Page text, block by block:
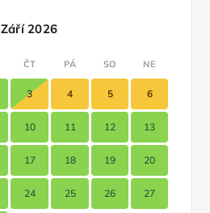
Září 2026
ČT PÁ SO NE
3 4 5 6
10 11 12 13
17 18 19 20
24 25 26 27